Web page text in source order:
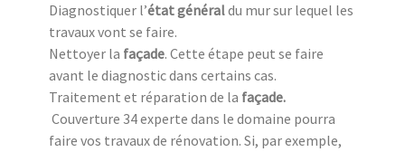
Diagnostiquer l’état généraldu mur sur lequel les
travaux vont se faire.
Nettoyer la façade. Cette étape peut se faire
avant le diagnostic dans certains cas.
Traitement et réparation de la façade.
Couverture 34 experte dans le domaine pourra
faire vos travaux de rénovation. Si, par exemple,